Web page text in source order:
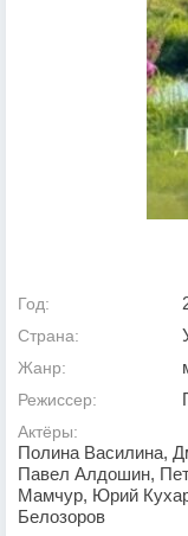
Год:
Страна:
Жанр:
Режиссер:
Актёры:
Полина Василина,
Павел Алдошин,
Мамчур, Юрий
Белозоров